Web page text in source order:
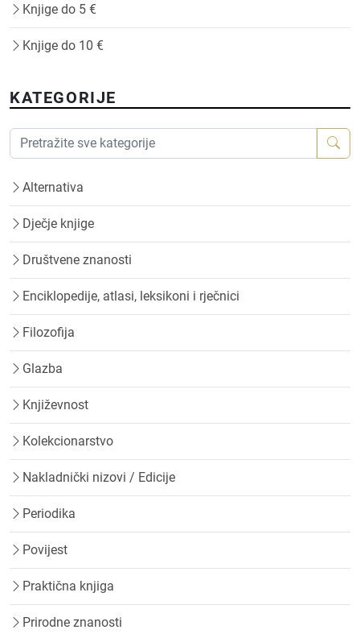
Knjige do 5 €
Knjige do 10 €
KATEGORIJE
Alternativa
Dječje knjige
Društvene znanosti
Enciklopedije, atlasi, leksikoni i rječnici
Filozofija
Glazba
Književnost
Kolekcionarstvo
Nakladnički nizovi / Edicije
Periodika
Povijest
Praktična knjiga
Prirodne znanosti